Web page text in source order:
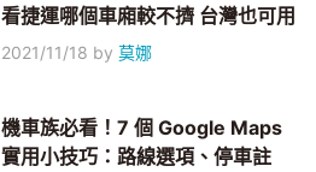
看捷運哪個車廂較不擠 台灣也可用
2021/11/18 by 莫娜
機車族必看！7 個 Google Maps
實用小技巧：路線選項、停車註